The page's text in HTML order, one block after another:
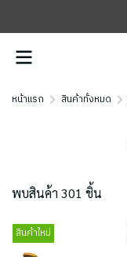
หน้าแรก สินค้าทั้งหมด
พบสินค้า 301 ชิ้น
สินค้าใหม่